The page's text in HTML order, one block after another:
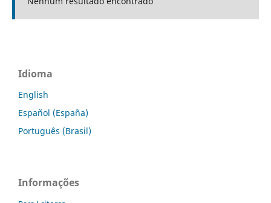
Idioma
English
Español (España)
Português (Brasil)
Informações